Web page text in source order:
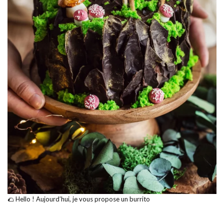
🌮 Hello ! Aujourd’hui, je vous propose un burrito